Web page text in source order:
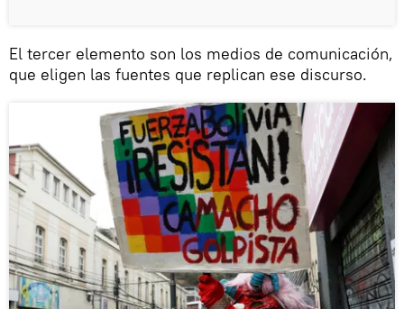
El tercer elemento son los medios de comunicación,
que eligen las fuentes que replican ese discurso.